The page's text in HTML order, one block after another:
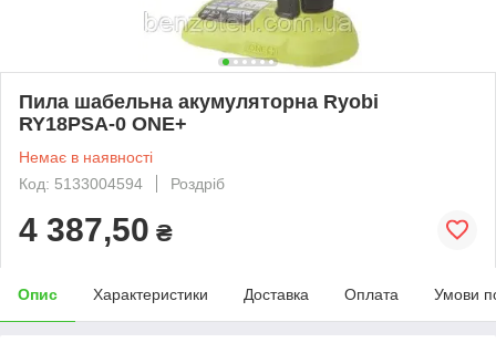
Пила шабельна акумуляторна Ryobi
RY18PSA-0 ONE+
Немає в наявності
Код: 5133004594
Роздріб
4 387,50 ₴
Опис Характеристики Доставка Оплата Умови